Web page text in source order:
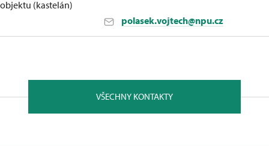
(kastelán)
polasek.vojtech@npu.cz
filozoficko-přírodovědecké fakulty Slezské
VŠECHNY KONTAKTY